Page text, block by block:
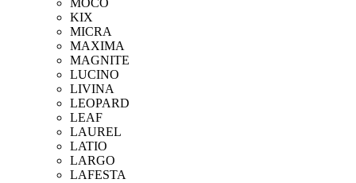
KIX
MICRA
MAXIMA
MAGNITE
LUCINO
LIVINA
LEOPARD
LEAF
LAUREL
LATIO
LARGO
LAFESTA